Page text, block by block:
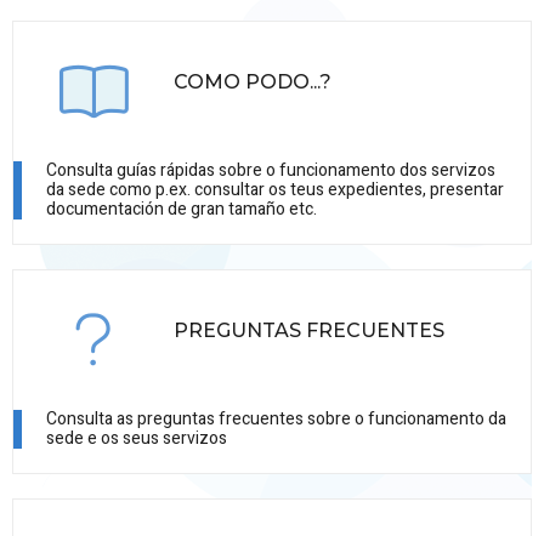
COMO PODO...?
Consulta guías rápidas sobre o funcionamento dos servizos
da sede como p.ex. consultar os teus expedientes, presentar
documentación de gran tamaño etc.
PREGUNTAS FRECUENTES
Consulta as preguntas frecuentes sobre o funcionamento da
sede e os seus servizos